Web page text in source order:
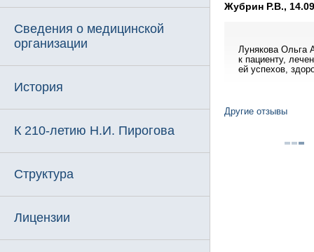
Сведения о медицинской
организации
История
К 210-летию Н.И. Пирогова
Структура
Лицензии
Жубрин Р.В.,
Лунякова Ольга
к пациенту,
ей успехов,
Другие отзывы